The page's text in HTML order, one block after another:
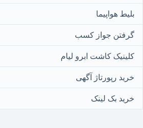
بلیط هواپیما
گرفتن جواز کسب
کلینیک کاشت ابرو لیام
خرید رپورتاژ آگهی
خرید بک لینک